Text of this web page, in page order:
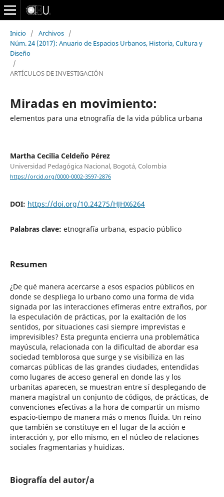
Inicio / Archivos /
Núm. 24 (2017): Anuario de Espacios Urbanos, Historia, Cultura y
Diseño
/
ARTÍCULOS DE INVESTIGACIÓN
Miradas en movimiento:
elementos para una etnografía de la vida pública urbana
Martha Cecilia Celdeño Pérez
Universidad Pedagógica Nacional, Bogotá, Colombia
https://orcid.org/0000-0002-3597-2876
DOI: https://doi.org/10.24275/HJHX6264
Palabras clave: etnografía urbana, espacio público
Resumen
¿De qué manera acercarse a esos espacios públicos en
donde se despliega lo urbano como una forma de vida
signada por las interacciones efímeras entre extraños, por
la especulación de prácticas, por la exaltación de los
sentidos, por situaciones casi siempre imprevistas e
imprevisibles? Esta pregunta encierra una problemática
mayúscula, relacionada con la dificultad de abordar esa
sociedad temblorosa que surge y se visibiliza en las
comarcas públicas de las grandes ciudades, entendidas
como lugares de acceso general en donde las y los
urbanitas aparecen, se muestran entre sí desplegando de
manera magistral un conjunto de códigos, de prácticas, de
convenciones efectivas a la hora de compartir un mismo
espacio-tiempo de manera más o menos fluida. Un reino
que también se constituye en el lugar de la acción e
interacción y, por ello mismo, en el núcleo de relaciones
sociales fragmentarias y huidizas.
Biografía del autor/a